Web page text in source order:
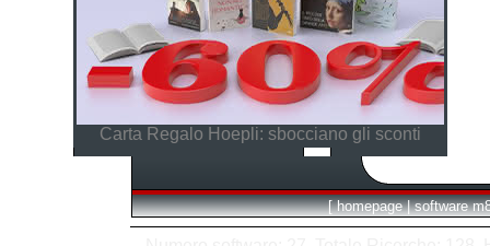
Carta Regalo Hoepli: sbocciano gli sconti
[ homepage | software